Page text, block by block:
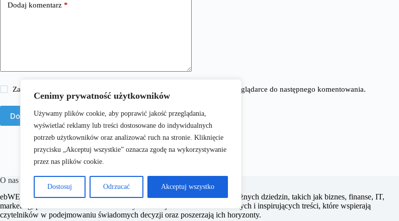
Cenimy prywatność użytkowników
Używamy plików cookie, aby poprawić jakość przeglądania,
wyświetlać reklamy lub treści dostosowane do indywidualnych
potrzeb użytkowników oraz analizować ruch na stronie. Kliknięcie
przycisku „Akceptuj wszystkie” oznacza zgodę na wykorzystywanie
przez nas plików cookie.
Dostosuj Odrzucać Akceptuj wszystko
Dodaj komentarz *
Zapisz moje imię i nazwisko, adres e-mail i stronę internetową w tej przeglądarce do następnego komentowania.
Dodaj komentarz
O nas
​ebWEB.pl to portal internetowy oferujący aktualne informacje i porady z różnych dziedzin, takich jak biznes, finanse, IT,
marketing, prawo oraz e-commerce. Naszym celem jest dostarczanie rzetelnych i inspirujących treści, które wspierają
czytelników w podejmowaniu świadomych decyzji oraz poszerzają ich horyzonty.